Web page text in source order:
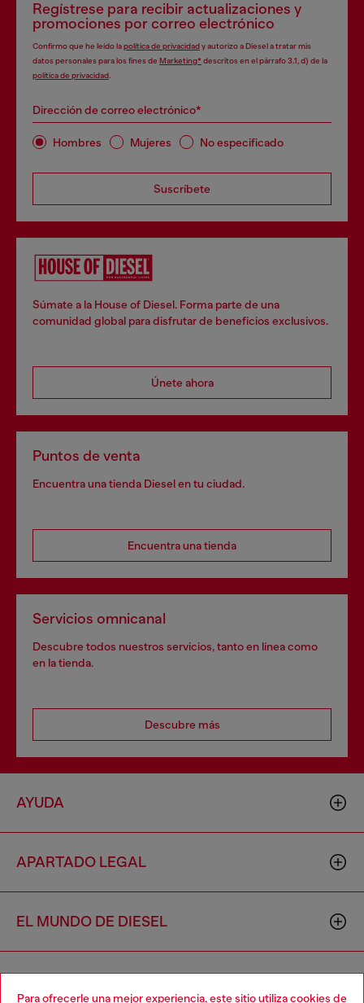
Para ofrecerle una mejor experiencia, este sitio utiliza cookies de
Regístrese para recibir actualizaciones y
promociones por correo electrónico
Confirmo que he leído lapolítica de privacidady autorizo a Diesel a tratar mis
datos personales para los fines de Marketing*descritos en el párrafo 3.1, d) de la
política de privacidad
Dirección de correo electrónico*
Hombres Mujeres No especificado
Suscríbete
Súmate a la House of Diesel. Forma parte de una
comunidad global para disfrutar de beneficios exclusivos.
Únete ahora
Puntos de venta
Encuentra una tienda Diesel en tu ciudad.
Encuentra una tienda
Servicios omnicanal
Descubre todos nuestros servicios, tanto en línea como
en la tienda.
Descubre más
AYUDA
APARTADO LEGAL
EL MUNDO DE DIESEL